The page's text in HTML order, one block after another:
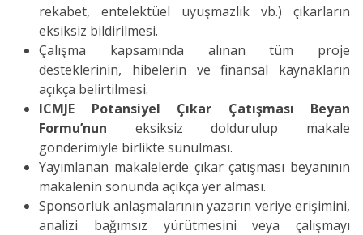
rekabet, entelektüel uyuşmazlık vb.) çıkarların
eksiksiz bildirilmesi.
Çalışma kapsamında alınan tüm proje
desteklerinin, hibelerin ve finansal kaynakların
açıkça belirtilmesi.
ICMJE Potansiyel Çıkar Çatışması Beyan
Formu’nun eksiksiz doldurulup makale
gönderimiyle birlikte sunulması.
Yayımlanan makalelerde çıkar çatışması beyanının
makalenin sonunda açıkça yer alması.
Sponsorluk anlaşmalarının yazarın veriye erişimini,
analizi bağımsız yürütmesini veya çalışmayı